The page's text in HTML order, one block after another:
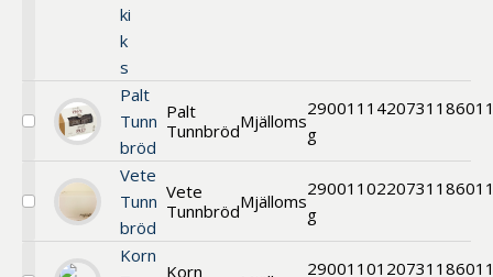
ki
k
s
Välj
Tunnbröd
Palt
Tunn
bröd
Palt
TunnbrödMjälloms
2900
g
11142
Välj
Tunnbröd
Vete
Tunn
bröd
Vete
TunnbrödMjälloms
2900
g
11022
Korn
Korn
290011012